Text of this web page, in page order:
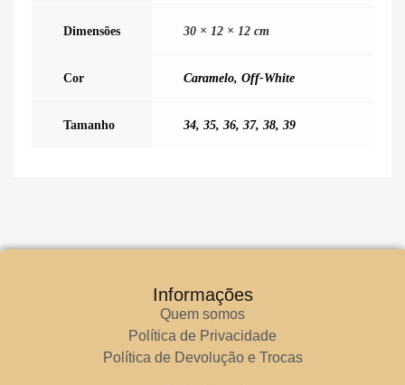
Dimensões 30 × 12 × 12 cm
Cor Caramelo, Off-White
Tamanho 34, 35, 36, 37, 38, 39
Informações
Quem somos
Política de Privacidade
Política de Devolução e Trocas